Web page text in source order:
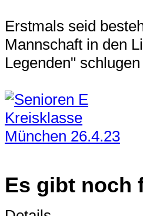
Erstmals seid
Mannschaft in den
Legenden"
Es gibt noch